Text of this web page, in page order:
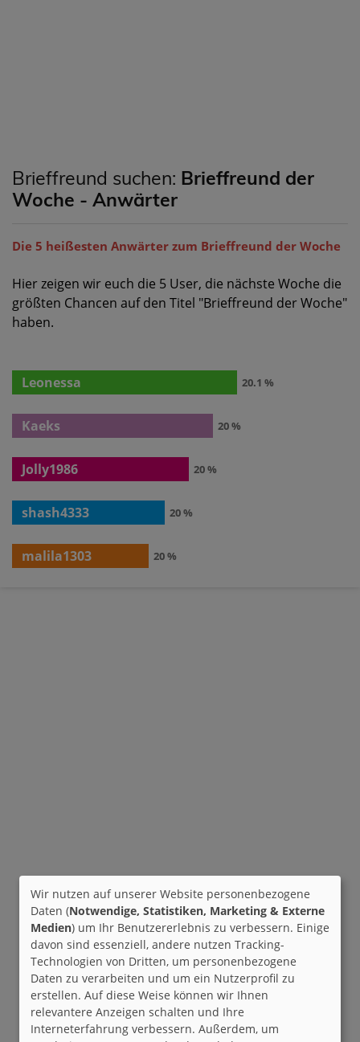
Brieffreund suchen: Brieffreund der
Woche - Anwärter
Die 5 heißesten Anwärter zum Brieffreund der Woche
Hier zeigen wir euch die 5 User, die nächste Woche die
größten Chancen auf den Titel "Brieffreund der Woche"
haben.
Leonessa 20.1 %
Kaeks 20 %
Jolly1986 20 %
shash4333 20 %
malila1303 20 %
Wir nutzen auf unserer Website personenbezogene
Daten (Notwendige, Statistiken, Marketing & Externe
Medien) um Ihr Benutzererlebnis zu verbessern. Einige
davon sind essenziell, andere nutzen Tracking-
Technologien von Dritten, um personenbezogene
Daten zu verarbeiten und um ein Nutzerprofil zu
erstellen. Auf diese Weise können wir Ihnen
relevantere Anzeigen schalten und Ihre
Interneterfahrung verbessern. Außerdem, um